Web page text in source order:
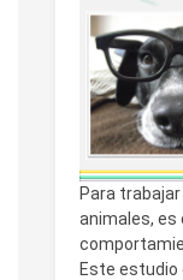
Para
animales, es
Este